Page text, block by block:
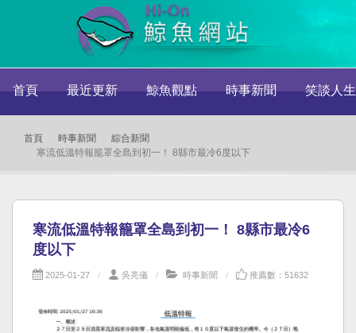
首頁 最近更新 鯨魚觀點 時事新聞 笑談人生
首頁 時事新聞
綜合新聞
寒流低溫特報籠罩全島到初一！ 8縣市最冷6度以下
寒流低溫特報籠罩全島到初一！ 8縣市最冷6
度以下
2025-01-27 吳亮儀 時事新聞 推薦數：51632